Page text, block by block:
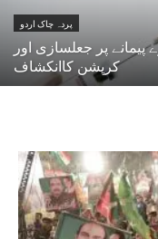
پردہ چاک اردو
پیمانے پر جعلسازی اور
کرپشن کاانکشاف